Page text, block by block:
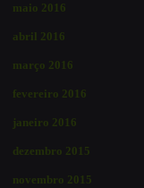
maio 2016
abril 2016
março 2016
fevereiro 2016
janeiro 2016
dezembro 2015
novembro 2015